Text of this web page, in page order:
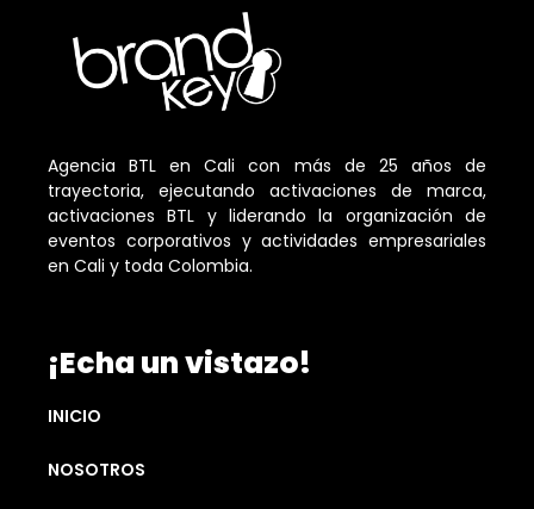
Agencia BTL en Cali con más de 25 años de
trayectoria, ejecutando activaciones de marca,
activaciones BTL y liderando la organización de
eventos corporativos y actividades empresariales
en Cali y toda Colombia.
¡Echa un vistazo!
INICIO
NOSOTROS